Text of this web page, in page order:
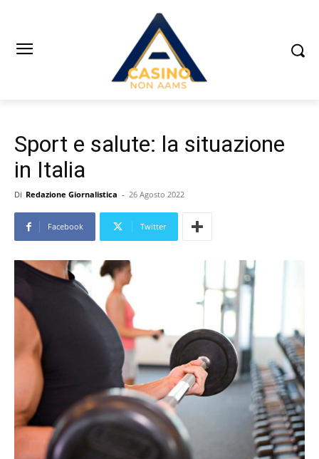
Sport e salute: la situazione
in Italia
Di Redazione Giornalistica - 26 Agosto 2022
Facebook Twitter